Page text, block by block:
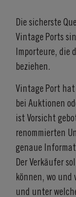
Die sicherste
Vintage Ports
Importeure, die
beziehen.
Vintage Port hat
bei Auktionen
ist Vorsicht
renommierten
genaue
Der Verkäufer
können, wo und
und unter